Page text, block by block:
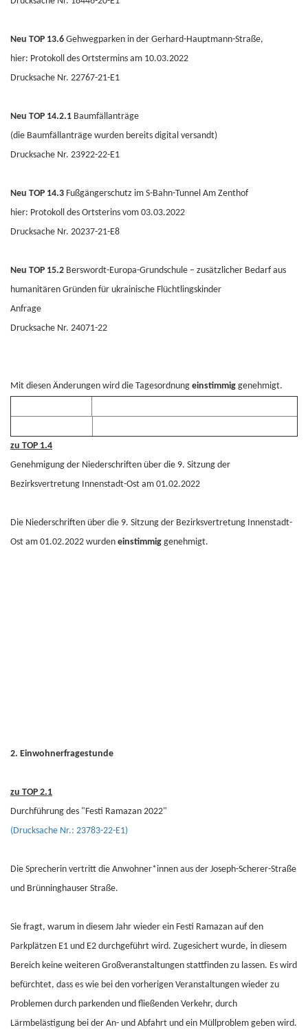
Neu TOP 13.6 Gehwegparken in der Gerhard-Hauptmann-Straße,
hier: Protokoll des Ortstermins am 10.03.2022
Drucksache Nr. 22767-21-E1
Neu TOP 14.2.1 Baumfällanträge
(die Baumfällanträge wurden bereits digital versandt)
Drucksache Nr. 23922-22-E1
Neu TOP 14.3 Fußgängerschutz im S-Bahn-Tunnel Am Zenthof
hier: Protokoll des Ortsterins vom 03.03.2022
Drucksache Nr. 20237-21-E8
Neu TOP 15.2 Berswordt-Europa-Grundschule – zusätzlicher Bedarf aus
humanitären Gründen für ukrainische Flüchtlingskinder
Anfrage
Drucksache Nr. 24071-22
Mit diesen Änderungen wird die Tagesordnung einstimmig genehmigt.
zu TOP 1.4
Genehmigung der Niederschriften über die 9. Sitzung der
Bezirksvertretung Innenstadt-Ost am 01.02.2022
Die Niederschriften über die 9. Sitzung der Bezirksvertretung Innenstadt-
Ost am 01.02.2022 wurden einstimmig genehmigt.
2. Einwohnerfragestunde
zu TOP 2.1
Durchführung des "Festi Ramazan 2022"
(Drucksache Nr.: 23783-22-E1)
Die Sprecherin vertritt die Anwohner*innen aus der Joseph-Scherer-Straße
und Brünninghauser Straße.
Sie fragt, warum in diesem Jahr wieder ein Festi Ramazan auf den
Parkplätzen E1 und E2 durchgeführt wird. Zugesichert wurde, in diesem
Bereich keine weiteren Großveranstaltungen stattfinden zu lassen. Es wird
befürchtet, dass es wie bei den vorherigen Veranstaltungen wieder zu
Problemen durch parkenden und fließenden Verkehr, durch
Lärmbelästigung bei der An- und Abfahrt und ein Müllproblem geben wird.